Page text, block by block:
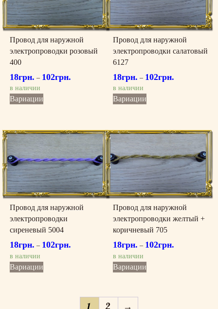
выбрать
на
странице
товара.
выбрать
на
странице
товара.
Провод для наружной
электропроводки розовый
400
18грн. – 102грн.
в наличии
Вариации
несколько
Опции
можно
выбрать
на
странице
товара.
Провод для наружной
электропроводки салатовый
6127
18грн. – 102грн.
в наличии
Вариации
несколько
вариаций.
Опции
можно
выбрать
на
странице
товара.
Провод для наружной
электропроводки
сиреневый 5004
18грн. – 102грн.
в наличии
Вариации
Провод для наружной
электропроводки желтый +
коричневый 705
18грн. – 102грн.
в наличии
Вариации
1 2 →